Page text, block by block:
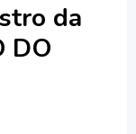
da
DO